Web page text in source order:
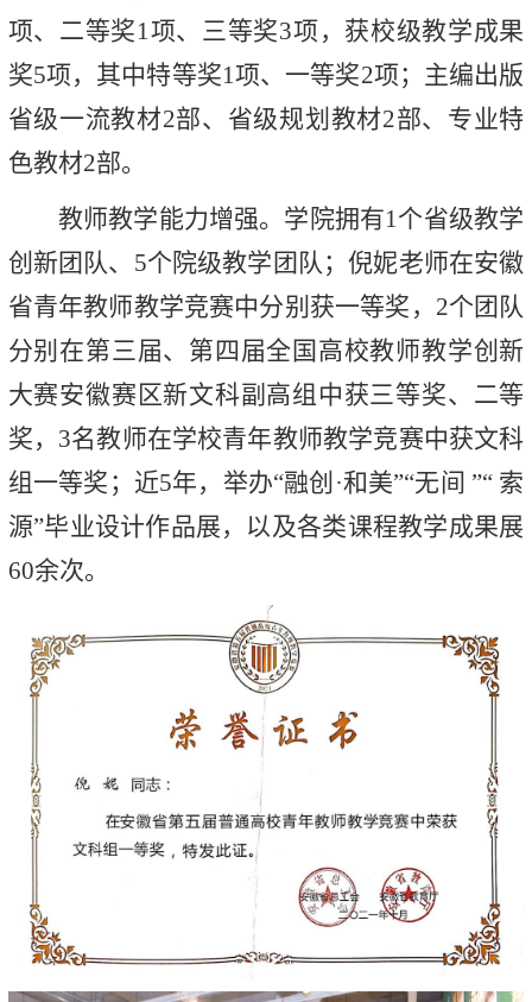
项、二等奖1项、三等奖3项，获校级教学成果
奖5项，其中特等奖1项、一等奖2项；主编出版
省级一流教材2部、省级规划教材2部、专业特
色教材2部。
教师教学能力增强。学院拥有1个省级教学
创新团队、5个院级教学团队；倪妮老师在安徽
省青年教师教学竞赛中分别获一等奖，2个团队
分别在第三届、第四届全国高校教师教学创新
大赛安徽赛区新文科副高组中获三等奖、二等
奖，3名教师在学校青年教师教学竞赛中获文科
组一等奖；近5年，举办“融创·和美”“无间 ”“ 索
源”毕业设计作品展，以及各类课程教学成果展
60余次。